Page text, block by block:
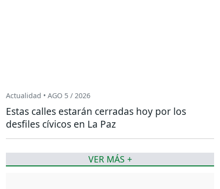
Actualidad • AGO 5 / 2026
Estas calles estarán cerradas hoy por los
desfiles cívicos en La Paz
VER MÁS +